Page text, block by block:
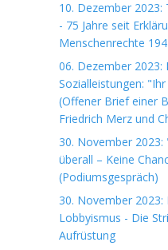
10. Dezember
- 75 Jahre seit
Menschenrechte
06. Dezember 2023:
Sozialleistungen:
(Offener Brief einer
Friedrich Merz und
30. November 2023:
überall – Keine
(Podiumsgespräch)
30. November
Lobbyismus - Die
Aufrüstung